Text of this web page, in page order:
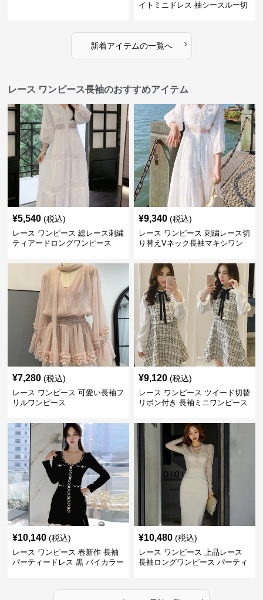
イトミニドレス 袖シースルー切
新着アイテムの一覧へ ›
レース ワンピース長袖のおすすめアイテム
¥5,540 (税込)
レース ワンピース 総レース刺繍
ティアードロングワンピース
¥9,340 (税込)
レース ワンピース 刺繍レース切
り替えVネック長袖マキシワン
¥7,280 (税込)
レース ワンピース 可愛い長袖フ
リルワンピース
¥9,120 (税込)
レース ワンピース ツイード切替
リボン付き 長袖ミニワンピース
¥10,140 (税込)
レース ワンピース 春新作 長袖
パーティードレス 黒 バイカラー
¥10,480 (税込)
レース ワンピース 上品レース
長袖ロングワンピース パーティ